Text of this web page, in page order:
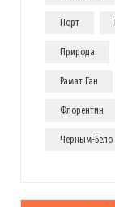
Порт
Природа
Рамат Ган
Флорентин
Черным-Бело